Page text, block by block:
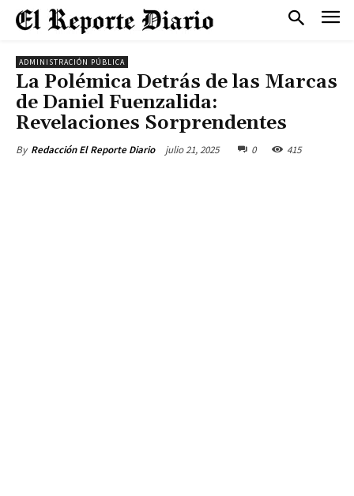
ADMINISTRACIÓN PÚBLICA
La Polémica Detrás de las Marcas
de Daniel Fuenzalida:
Revelaciones Sorprendentes
By Redacción El Reporte Diario julio 21, 2025 0 415